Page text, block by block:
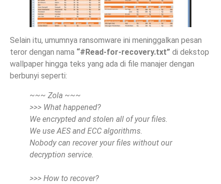
Selain itu, umumnya ransomware ini meninggalkan pesan
teror dengan nama “#Read-for-recovery.txt” di dekstop
wallpaper hingga teks yang ada di file manajer dengan
berbunyi seperti:
~~~ Zola ~~~
>>> What happened?
We encrypted and stolen all of your files.
We use AES and ECC algorithms.
Nobody can recover your files without our
decryption service.
>>> How to recover?